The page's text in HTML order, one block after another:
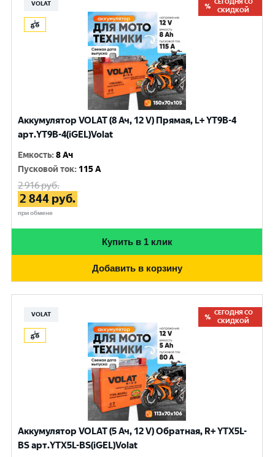
VOLAT
СКИДКОЙ
Аккумулятор VOLAT (8 Ач, 12 V) Прямая, L+ YT9B-4
арт.YT9B-4(iGEL)Volat
Емкость:8 Ач
Пусковой ток: 115 A
2 916руб.
2 844 руб.
при обмене
Купить в 1 клик
Добавить в корзину
VOLAT
СЕГОДНЯ СО
СКИДКОЙ
Аккумулятор VOLAT (5 Ач, 12 V) Обратная, R+ YTX5L-
BS арт.YTX5L-BS(iGEL)Volat